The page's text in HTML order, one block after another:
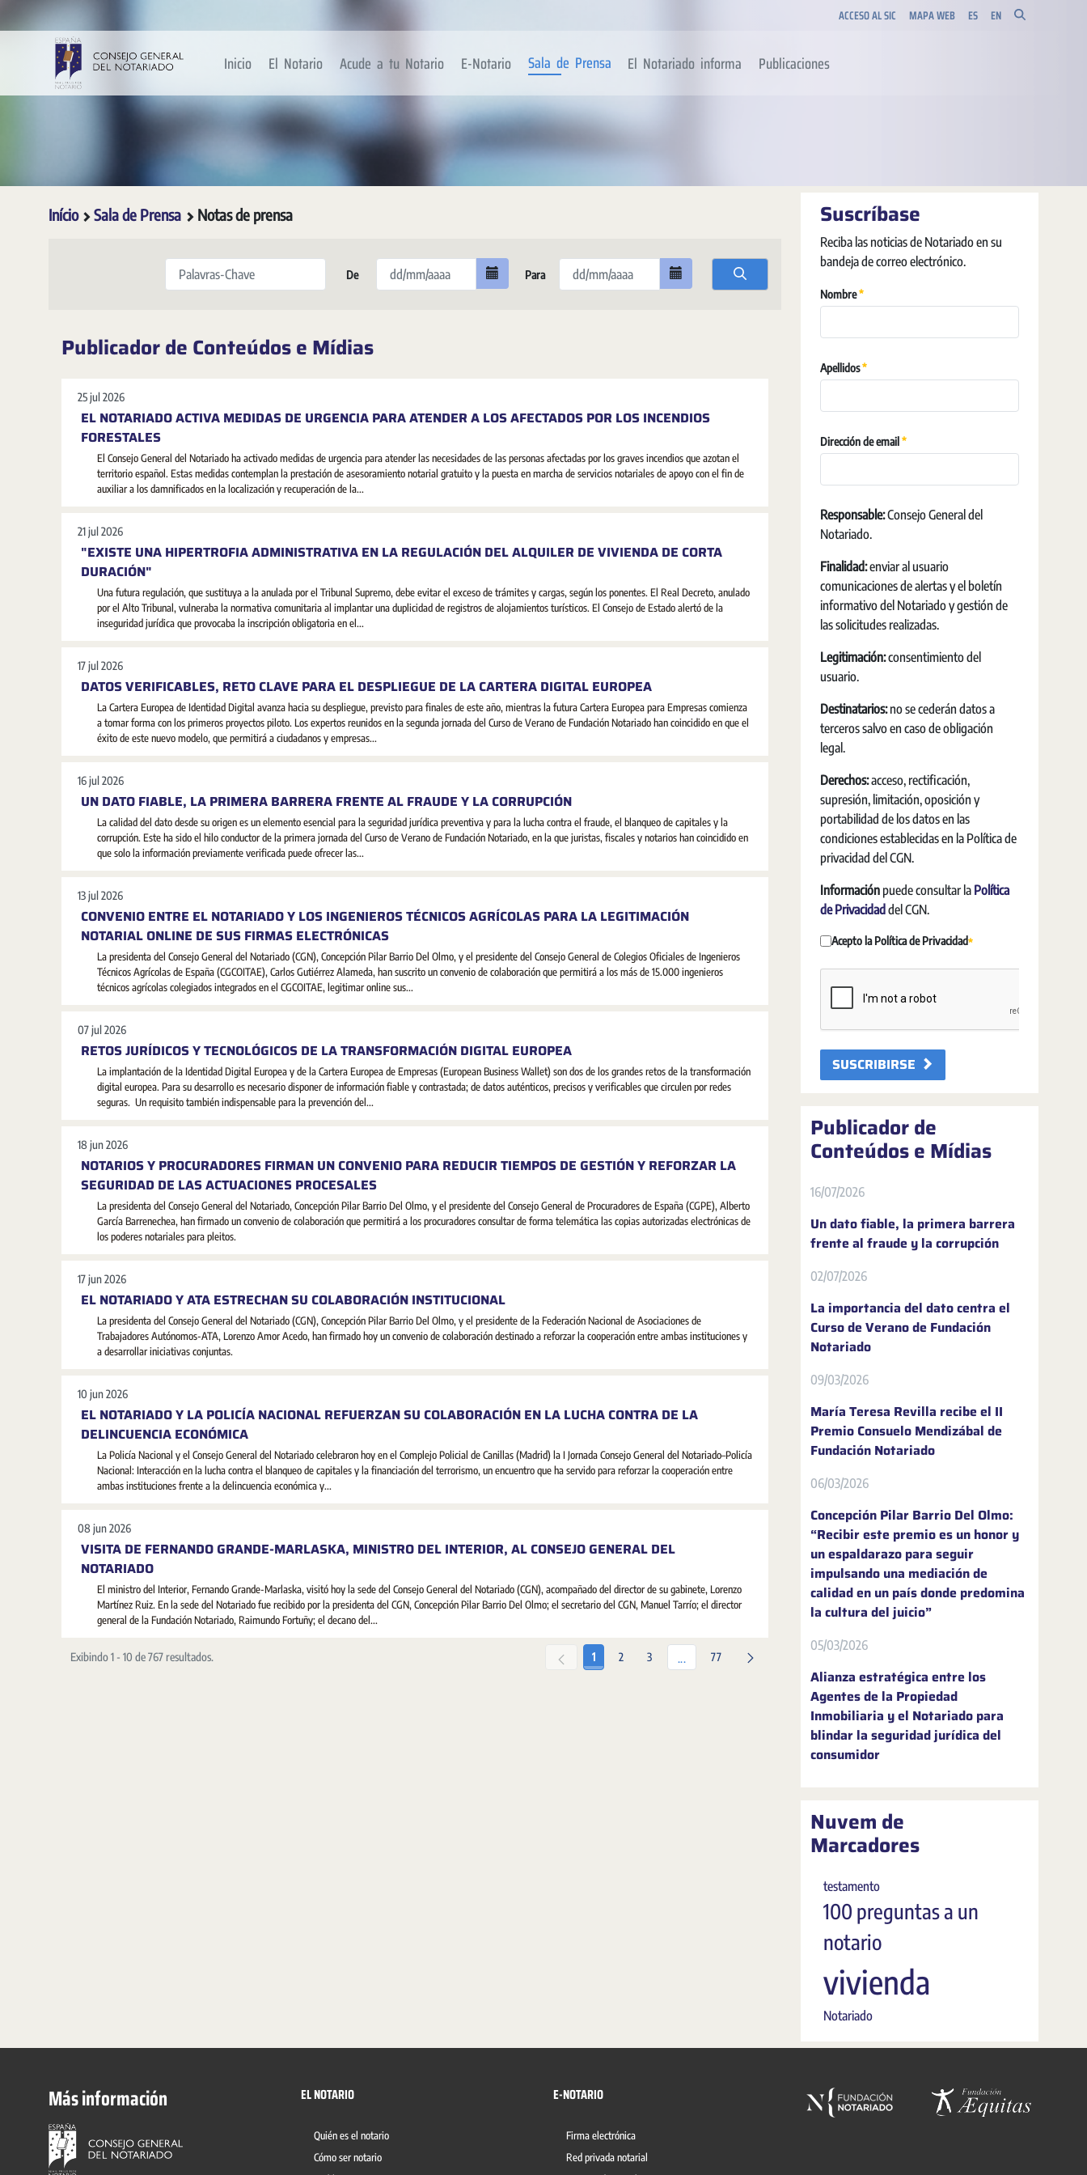
Pular para o Conteúdo principal ACCESO AL SIC MAPA WEB ES EN
Inicio El Notario Acude a tu Notario E-Notario Sala de Prensa El Notariado informa Publicaciones
Início Sala de Prensa Notas de prensa
Palavras-Chave
De Para
Publicador de Conteúdos e Mídias
25 jul 2026
EL NOTARIADO ACTIVA MEDIDAS DE URGENCIA PARA ATENDER A LOS AFECTADOS POR LOS INCENDIOS
FORESTALES
El Consejo General del Notariado ha activado medidas de urgencia para atender las necesidades de las personas afectadas por los graves incendios que azotan el
territorio español. Estas medidas contemplan la prestación de asesoramiento notarial gratuito y la puesta en marcha de servicios notariales de apoyo con el fin de
auxiliar a los damnificados en la localización y recuperación de la...
21 jul 2026
"EXISTE UNA HIPERTROFIA ADMINISTRATIVA EN LA REGULACIÓN DEL ALQUILER DE VIVIENDA DE CORTA
DURACIÓN"
Una futura regulación, que sustituya a la anulada por el Tribunal Supremo, debe evitar el exceso de trámites y cargas, según los ponentes. El Real Decreto, anulado
por el Alto Tribunal, vulneraba la normativa comunitaria al implantar una duplicidad de registros de alojamientos turísticos. El Consejo de Estado alertó de la
inseguridad jurídica que provocaba la inscripción obligatoria en el...
17 jul 2026
DATOS VERIFICABLES, RETO CLAVE PARA EL DESPLIEGUE DE LA CARTERA DIGITAL EUROPEA
La Cartera Europea de Identidad Digital avanza hacia su despliegue, previsto para finales de este año, mientras la futura Cartera Europea para Empresas comienza
a tomar forma con los primeros proyectos piloto. Los expertos reunidos en la segunda jornada del Curso de Verano de Fundación Notariado han coincidido en que el
éxito de este nuevo modelo, que permitirá a ciudadanos y empresas...
16 jul 2026
UN DATO FIABLE, LA PRIMERA BARRERA FRENTE AL FRAUDE Y LA CORRUPCIÓN
La calidad del dato desde su origen es un elemento esencial para la seguridad jurídica preventiva y para la lucha contra el fraude, el blanqueo de capitales y la
corrupción. Este ha sido el hilo conductor de la primera jornada del Curso de Verano de Fundación Notariado, en la que juristas, fiscales y notarios han coincidido en
que solo la información previamente verificada puede ofrecer las...
13 jul 2026
CONVENIO ENTRE EL NOTARIADO Y LOS INGENIEROS TÉCNICOS AGRÍCOLAS PARA LA LEGITIMACIÓN
NOTARIAL ONLINE DE SUS FIRMAS ELECTRÓNICAS
La presidenta del Consejo General del Notariado (CGN), Concepción Pilar Barrio Del Olmo, y el presidente del Consejo General de Colegios Oficiales de Ingenieros
Técnicos Agrícolas de España (CGCOITAE), Carlos Gutiérrez Alameda, han suscrito un convenio de colaboración que permitirá a los más de 15.000 ingenieros
técnicos agrícolas colegiados integrados en el CGCOITAE, legitimar online sus...
07 jul 2026
RETOS JURÍDICOS Y TECNOLÓGICOS DE LA TRANSFORMACIÓN DIGITAL EUROPEA
La implantación de la Identidad Digital Europea y de la Cartera Europea de Empresas (European Business Wallet) son dos de los grandes retos de la transformación
digital europea. Para su desarrollo es necesario disponer de información fiable y contrastada; de datos auténticos, precisos y verificables que circulen por redes
seguras. Un requisito también indispensable para la prevención del...
18 jun 2026
NOTARIOS Y PROCURADORES FIRMAN UN CONVENIO PARA REDUCIR TIEMPOS DE GESTIÓN Y REFORZAR LA
SEGURIDAD DE LAS ACTUACIONES PROCESALES
La presidenta del Consejo General del Notariado, Concepción Pilar Barrio Del Olmo, y el presidente del Consejo General de Procuradores de España (CGPE), Alberto
García Barrenechea, han firmado un convenio de colaboración que permitirá a los procuradores consultar de forma telemática las copias autorizadas electrónicas de
los poderes notariales para pleitos.
17 jun 2026
EL NOTARIADO Y ATA ESTRECHAN SU COLABORACIÓN INSTITUCIONAL
La presidenta del Consejo General del Notariado (CGN), Concepción Pilar Barrio Del Olmo, y el presidente de la Federación Nacional de Asociaciones de
Trabajadores Autónomos-ATA, Lorenzo Amor Acedo, han firmado hoy un convenio de colaboración destinado a reforzar la cooperación entre ambas instituciones y
a desarrollar iniciativas conjuntas.
10 jun 2026
EL NOTARIADO Y LA POLICÍA NACIONAL REFUERZAN SU COLABORACIÓN EN LA LUCHA CONTRA DE LA
DELINCUENCIA ECONÓMICA
La Policía Nacional y el Consejo General del Notariado celebraron hoy en el Complejo Policial de Canillas (Madrid) la I Jornada Consejo General del Notariado–Policía
Nacional: Interacción en la lucha contra el blanqueo de capitales y la financiación del terrorismo, un encuentro que ha servido para reforzar la cooperación entre
ambas instituciones frente a la delincuencia económica y...
08 jun 2026
VISITA DE FERNANDO GRANDE-MARLASKA, MINISTRO DEL INTERIOR, AL CONSEJO GENERAL DEL
NOTARIADO
El ministro del Interior, Fernando Grande-Marlaska, visitó hoy la sede del Consejo General del Notariado (CGN), acompañado del director de su gabinete, Lorenzo
Martínez Ruiz. En la sede del Notariado fue recibido por la presidenta del CGN, Concepción Pilar Barrio Del Olmo; el secretario del CGN, Manuel Tarrío; el director
general de la Fundación Notariado, Raimundo Fortuñy; el decano del...
Exibindo 1 - 10 de 767 resultados. Página
1 Página
2 Página
3 ... Páginas intermediárias Usar ABA para navegar.
Página
77
Suscríbase
Reciba las noticias de Notariado en su
bandeja de correo electrónico.
Nombre Obrigatório
Apellidos Obrigatório
Dirección de email Obrigatório
Responsable:Consejo General del
Notariado.
Finalidad:enviar al usuario
comunicaciones de alertas y el boletín
informativo del Notariado y gestión de
las solicitudes realizadas.
Legitimación:consentimiento del
usuario.
Destinatarios:no se cederán datos a
terceros salvo en caso de obligación
legal.
Derechos:acceso, rectificación,
supresión, limitación, oposición y
portabilidad de los datos en las
condiciones establecidas en la Política de
privacidad del CGN.
Información puede consultar la Política
de Privacidad del CGN.
Acepto la Política de Privacidad
Obrigatório
SUSCRIBIRSE
Publicador de
Conteúdos e Mídias
16/07/2026
Un dato fiable, la primera barrera
frente al fraude y la corrupción
02/07/2026
La importancia del dato centra el
Curso de Verano de Fundación
Notariado
09/03/2026
María Teresa Revilla recibe el II
Premio Consuelo Mendizábal de
Fundación Notariado
06/03/2026
Concepción Pilar Barrio Del Olmo:
“Recibir este premio es un honor y
un espaldarazo para seguir
impulsando una mediación de
calidad en un país donde predomina
la cultura del juicio”
05/03/2026
Alianza estratégica entre los
Agentes de la Propiedad
Inmobiliaria y el Notariado para
blindar la seguridad jurídica del
consumidor
Nuvem de
Marcadores
testamento
100 preguntas a un
notario
vivienda
Notariado
Más información EL NOTARIO
Quién es el notario
Cómo ser notario
E-NOTARIO
Firma electrónica
Red privada notarial